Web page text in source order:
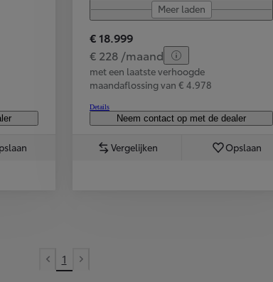
Vanaf
of financiering vanaf
Corolla Cross
HYBRIDE
Meer laden
€ 18.999
€ 228 /maand
met een laatste verhoogde
maandaflossing van € 4.978
Details
Neem contact op met de dealer
Vergelijken Opslaan
Previous page
1